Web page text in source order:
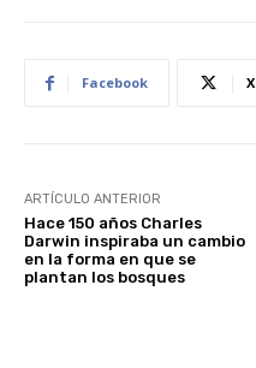
Facebook X
ARTÍCULO ANTERIOR
Hace 150 años Charles
Darwin inspiraba un cambio
en la forma en que se
plantan los bosques